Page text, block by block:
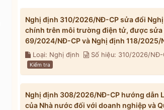
Nghị định 310/2026/NĐ-CP sửa đổi
chính trên môi trường điện tử, được
69/2024/NĐ-CP và Nghị định 118/2025/
Loại: Nghị định Số hiệu: 310/2026/NĐ-
Kiểm tra
Nghị định 308/2026/NĐ-CP hướng dẫn
của Nhà nước đối với doanh nghiệp và